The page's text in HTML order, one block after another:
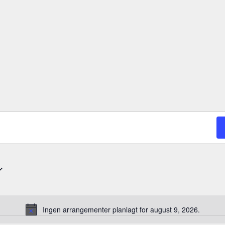
M
Ingen arrangementer planlagt for august 9, 2026.